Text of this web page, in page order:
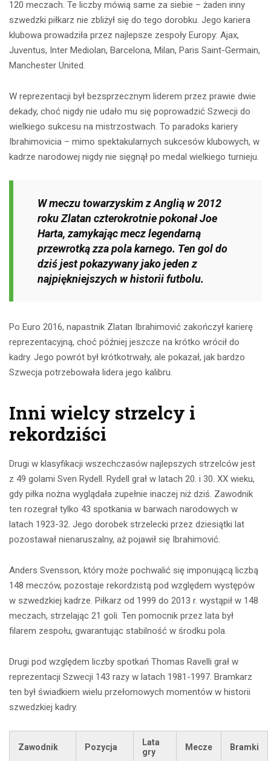
120 meczach. Te liczby mówią same za siebie – żaden inny
szwedzki piłkarz nie zbliżył się do tego dorobku. Jego kariera
klubowa prowadziła przez najlepsze zespoły Europy: Ajax,
Juventus, Inter Mediolan, Barcelona, Milan, Paris Saint-Germain,
Manchester United.
W reprezentacji był bezsprzecznym liderem przez prawie dwie
dekady, choć nigdy nie udało mu się poprowadzić Szwecji do
wielkiego sukcesu na mistrzostwach. To paradoks kariery
Ibrahimovicia – mimo spektakularnych sukcesów klubowych, w
kadrze narodowej nigdy nie sięgnął po medal wielkiego turnieju.
W meczu towarzyskim z Anglią w 2012
roku Zlatan czterokrotnie pokonał Joe
Harta, zamykając mecz legendarną
przewrotką zza pola karnego. Ten gol do
dziś jest pokazywany jako jeden z
najpiękniejszych w historii futbolu.
Po Euro 2016, napastnik Zlatan Ibrahimović zakończył karierę
reprezentacyjną, choć później jeszcze na krótko wrócił do
kadry. Jego powrót był krótkotrwały, ale pokazał, jak bardzo
Szwecja potrzebowała lidera jego kalibru.
Inni wielcy strzelcy i
rekordziści
Drugi w klasyfikacji wszechczasów najlepszych strzelców jest
z 49 golami Sven Rydell. Rydell grał w latach 20. i 30. XX wieku,
gdy piłka nożna wyglądała zupełnie inaczej niż dziś. Zawodnik
ten rozegrał tylko 43 spotkania w barwach narodowych w
latach 1923-32. Jego dorobek strzelecki przez dziesiątki lat
pozostawał nienaruszalny, aż pojawił się Ibrahimović.
Anders Svensson, który może pochwalić się imponującą liczbą
148 meczów, pozostaje rekordzistą pod względem występów
w szwedzkiej kadrze. Piłkarz od 1999 do 2013 r. wystąpił w 148
meczach, strzelając 21 goli. Ten pomocnik przez lata był
filarem zespołu, gwarantując stabilność w środku pola.
Drugi pod względem liczby spotkań Thomas Ravelli grał w
reprezentacji Szwecji 143 razy w latach 1981-1997. Bramkarz
ten był świadkiem wielu przełomowych momentów w historii
szwedzkiej kadry.
Zawodnik Pozycja
Lata
gry
Mecze Bramki